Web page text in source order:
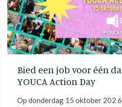
Bied een job voor één
YOUCA Action Day
Op donderdag 15 oktober 202